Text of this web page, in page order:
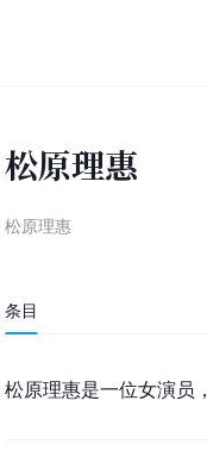
松原理惠
松原理惠
条目
松原理惠是一位女演员